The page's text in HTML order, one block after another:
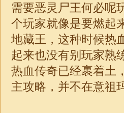
需要恶灵尸王何必呢
个玩家就像是要燃起
地藏王，这种时候热
起来也没有别玩家熟
热血传奇已经裹着土，
主攻略，并不在意祖